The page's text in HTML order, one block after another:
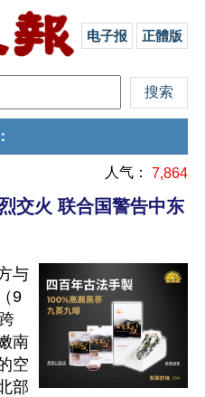
电子报 正體版
：
人气： 7,864
交火 联合国警告中东
与
9
南
空
部